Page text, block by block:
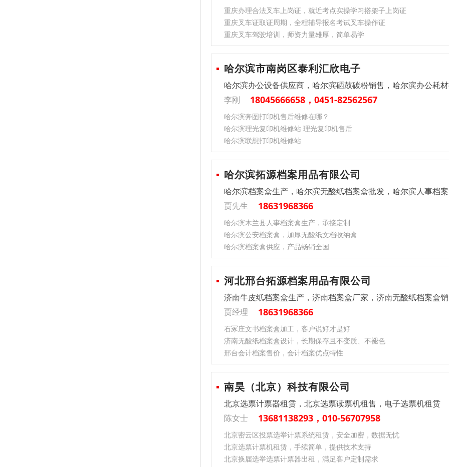
重庆办理合法叉车上岗证，就近考点实操学习搭架子上岗证
重庆叉车证取证周期，全程辅导报名考试叉车操作证
重庆叉车驾驶培训，师资力量雄厚，简单易学
哈尔滨市南岗区泰利汇欣电子
哈尔滨办公设备供应商，哈尔滨硒鼓碳粉销售，哈尔滨办公耗
李刚
18045666658，0451-82562567
哈尔滨奔图打印机售后维修在哪？
哈尔滨理光复印机维修站 理光复印机售后
哈尔滨联想打印机维修站
哈尔滨拓源档案用品有限公司
哈尔滨档案盒生产，哈尔滨无酸纸档案盒批发，哈尔滨人事档
贾先生
18631968366
哈尔滨木兰县人事档案盒生产，承接定制
哈尔滨公安档案盒，加厚无酸纸文档收纳盒
哈尔滨档案盒供应，产品畅销全国
河北邢台拓源档案用品有限公司
济南牛皮纸档案盒生产，济南档案盒厂家，济南无酸纸档案盒
贾经理
18631968366
石冢庄文书档案盒加工，客户说好才是好
济南无酸纸档案盒设计，长期保存且不变质、不褪色
邢台会计档案售价，会计档案优点特性
南昊（北京）科技有限公司
北京选票计票器租赁，北京选票读票机租售，电子选票机租赁
陈女士
13681138293，010-56707958
北京密云区投票选举计票系统租赁，安全加密，数据无忧​
北京选票计票机租赁，手续简单，提供技术支持
北京换届选举选票计票器出租，满足客户定制需求